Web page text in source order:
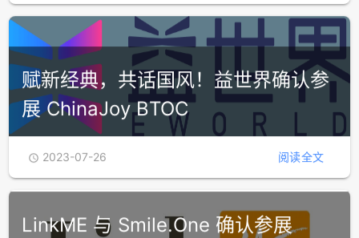
赋新经典，共话国风！益世界确认参
展 ChinaJoy BTOC
 2023-07-26 阅读全文
LinkME 与 Smile.One 确认参展